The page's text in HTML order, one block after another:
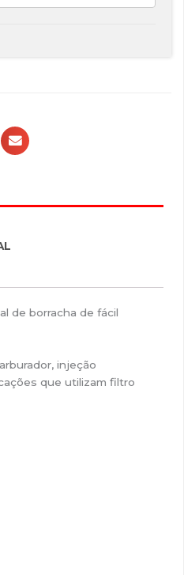
de borracha de fácil
injeção
que utilizam filtro